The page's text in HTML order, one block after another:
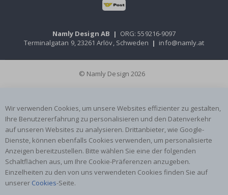
Namly Design AB | ORG: 559216-9097
Terminalgatan 9, 23261 Arlöv, Schweden | info@namly.at
© Namly Design 2026
Wir verwenden Cookies, um unsere Websites effizienter zu gestalten,
Ihre Benutzererfahrung zu personalisieren und den Datenverkehr
auf unseren Websites zu analysieren. Drittanbieter, wie Google-
Dienste, können ebenfalls Cookies verwenden, um personalisierte
Anzeigen bereitzustellen. Bitte wählen Sie eine der folgenden
Schaltflächen aus, um Ihre Cookie-Präferenzen anzugeben.
Einzelheiten zu den von uns verwendeten Cookies finden Sie auf
unserer Cookies-Seite.